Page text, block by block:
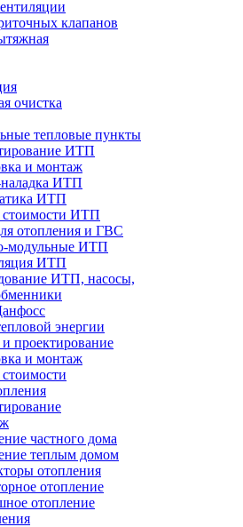
клапанов
очистка
тепловые пункты
ИТП
и монтаж
ИТП
ИТП
стоимости ИТП
отопления и ГВС
модульные ИТП
ИТП
ИТП, насосы,
энергии
и проектирование
и монтаж
стоимости
частного дома
теплым домом
отопления
отопление
отопление